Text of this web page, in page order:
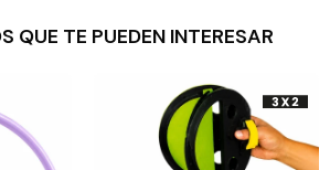
QUE TE PUEDEN INTERESAR